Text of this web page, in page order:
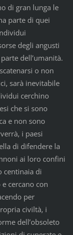
di gran lunga le
parte di quei
degli angusti
dell’umanità.
o non
sarà inevitabile
cerchino
che si sono
e non sono
i paesi
di difendere la
ai loro confini
centinaia di
cercano con
per
civiltà, i
dell’obsoleto